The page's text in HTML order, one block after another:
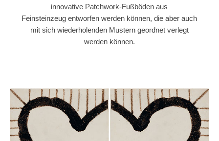
innovative Patchwork-Fußböden aus
Feinsteinzeug entworfen werden können, die aber auch
mit sich wiederholenden Mustern geordnet verlegt
werden können.